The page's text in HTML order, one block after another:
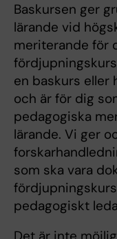
Baskursen ger
lärande vid
meriterande för
en baskurs eller
och är för dig
pedagogiska
lärande. Vi ger
som ska vara
pedagogiskt